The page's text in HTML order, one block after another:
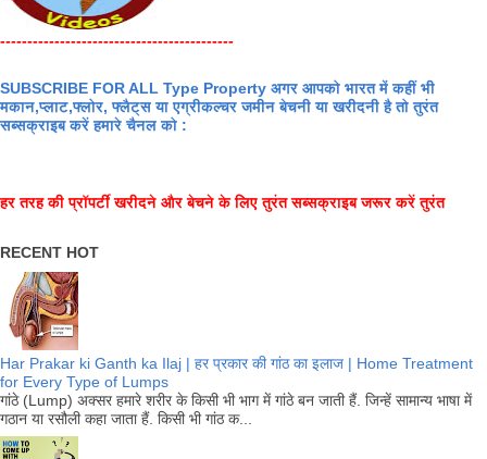
-------------------------------------------
SUBSCRIBE FOR ALL Type Property अगर आपको भारत में कहीं भी
मकान,प्लाट,फ्लोर, फ्लैट्स या एग्रीकल्चर जमीन बेचनी या खरीदनी है तो तुरंत
सब्सक्राइब करें हमारे चैनल को :
हर तरह की प्रॉपर्टी खरीदने और बेचने के लिए तुरंत सब्सक्राइब जरूर करें तुरंत
RECENT HOT
Har Prakar ki Ganth ka Ilaj | हर प्रकार की गांठ का इलाज | Home Treatment
for Every Type of Lumps
गांठे (Lump) अक्सर हमारे शरीर के किसी भी भाग में गांठे बन जाती हैं. जिन्हें सामान्य भाषा में
गठान या रसौली कहा जाता हैं. किसी भी गांठ क...